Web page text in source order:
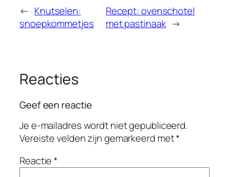
← Knutselen:
snoepkommetjes
Recept: ovenschotel
met pastinaak →
Reacties
Geef een reactie
Je e-mailadres wordt niet gepubliceerd.
Vereiste velden zijn gemarkeerd met*
Reactie*